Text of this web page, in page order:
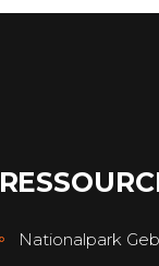
Nationalpark